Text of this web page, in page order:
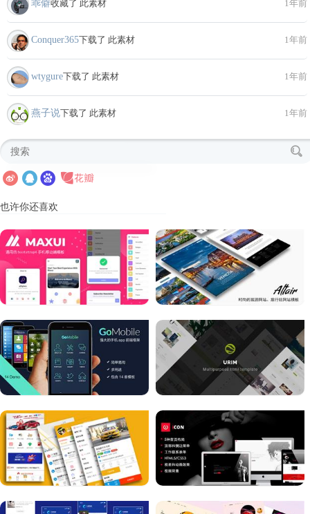
乖僻收藏了 此素材 1年前
Conquer365下载了 此素材 1年前
wtygure下载了 此素材 1年前
燕子说下载了 此素材 1年前
也许你还喜欢